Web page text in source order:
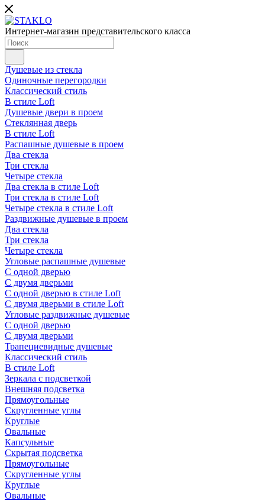
Интернет-магазин представительского класса
Душевые из стекла
Одиночные перегородки
Классический стиль
В стиле Loft
Душевые двери в проем
Стеклянная дверь
В стиле Loft
Распашные душевые в проем
Два стекла
Три стекла
Четыре стекла
Два стекла в стиле Loft
Три стекла в стиле Loft
Четыре стекла в стиле Loft
Раздвижные душевые в проем
Два стекла
Три стекла
Четыре стекла
Угловые распашные душевые
С одной дверью
С двумя дверьми
С одной дверью в стиле Loft
С двумя дверьми в стиле Loft
Угловые раздвижные душевые
С одной дверью
С двумя дверьми
Трапециевидные душевые
Классический стиль
В стиле Loft
Зеркала с подсветкой
Внешняя подсветка
Прямоугольные
Скругленные углы
Круглые
Овальные
Капсульные
Скрытая подсветка
Прямоугольные
Скругленные углы
Круглые
Овальные